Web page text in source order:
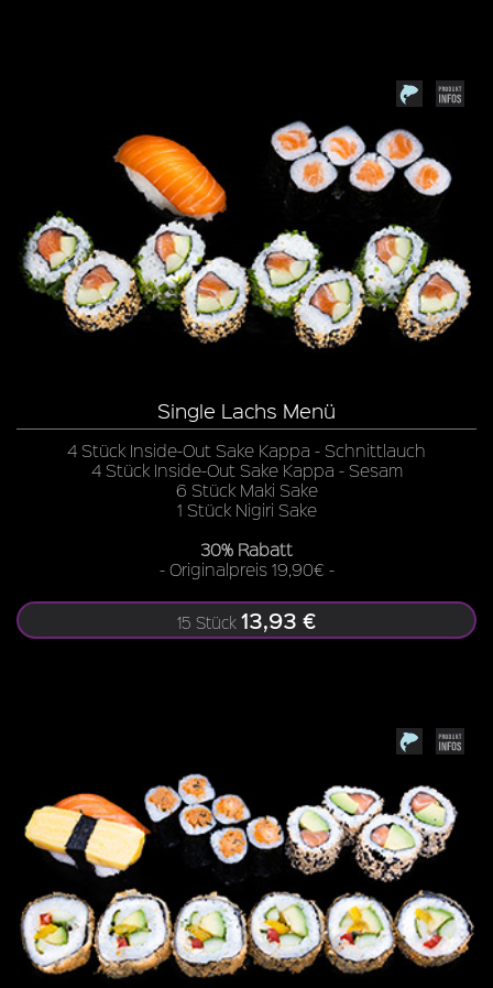
Single Lachs Menü
4 Stück Inside-Out Sake Kappa - Schnittlauch
4 Stück Inside-Out Sake Kappa - Sesam
6 Stück Maki Sake
1 Stück Nigiri Sake
30% Rabatt
- Originalpreis 19,90€ -
15 Stück 13,93 €